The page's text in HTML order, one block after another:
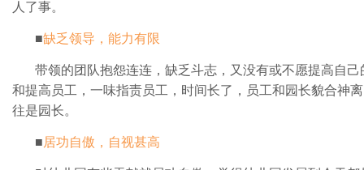
人了事。
■缺乏领导，能力有限
带领的团队抱怨连连，缺乏斗志，又没有或不愿提高自
和提高员工，一味指责员工，时间长了，员工和园长貌合神
往是园长。
■居功自傲，自视甚高